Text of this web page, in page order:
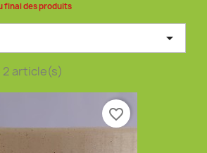
final des produits

2 article(s)
favorite_border